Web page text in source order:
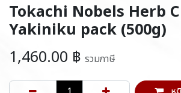
Tokachi Nobels Herb
Yakiniku pack (500g)
1,460.00 ฿ รวมภาษี